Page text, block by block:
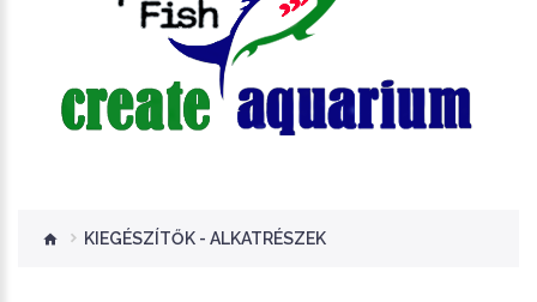
KIEGÉSZÍTŐK - ALKATRÉSZEK